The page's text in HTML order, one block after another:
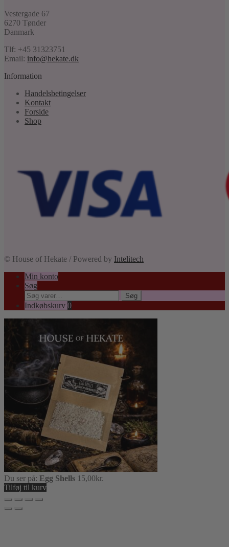
Vestergade 67
6270 Tønder
Danmark
Tlf: +45 31323751
Email: info@hekate.dk
Information
Handelsbetingelser
Kontakt
Forside
Shop
© House of Hekate / Powered by Intelitech
Min konto
Søg
Søg
efter:
Søg
Indkøbskurv 0
Du ser på: Egg Shells 15,00kr.
Tilføj til kurv